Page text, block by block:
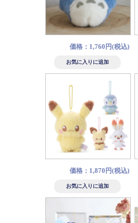
価格：1,760円(税込)
価格：1,870円(税込)